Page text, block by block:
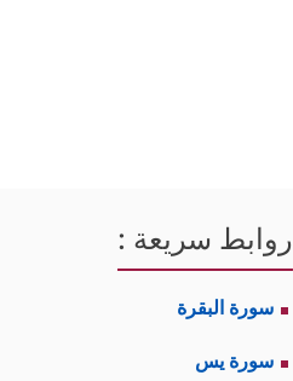
روابط سريعة :
سورة البقرة
سورة يس